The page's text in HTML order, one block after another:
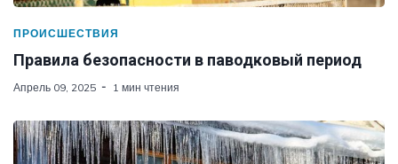
ПРОИСШЕСТВИЯ
Правила безопасности в паводковый период
Апрель 09, 2025 1 мин чтения